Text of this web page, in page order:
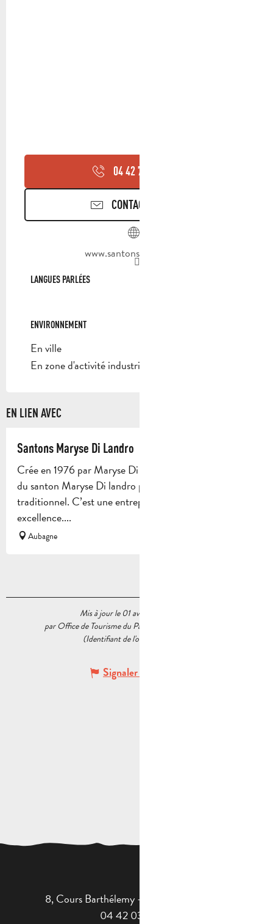
04 42 70 95
CONTACTEZ-NOUS
www.santons-dilandro.fr
LANGUES PARLÉES
LANGUES PARLÉES
ENVIRONNEMENT
ENVIRONNEMENT
En ville
En zone d'activité industrielle/commerciale
EN LIEN AVEC
Santons Maryse Di Landro
Crée en 1976 par Maryse Di Landro l’atelier et le musée
du santon Maryse Di landro perpétue le savoir faire
traditionnel. C’est une entreprise Française par
excellence....
Aubagne
Mis à jour le 01 avril 2026 à 16:57
par Office de Tourisme du Pays d’Aubagne et de l’Étoile
(Identifiant de l'offre :
Signaler une erreur
8, Cours Barthélemy - 13400 AUBAGNE
04 42 03 49 98